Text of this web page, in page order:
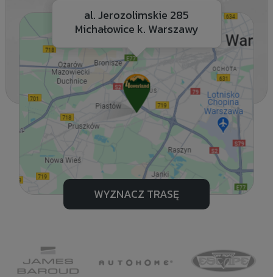
al. Jerozolimskie 285
Michałowice k. Warszawy
WYZNACZ TRASĘ